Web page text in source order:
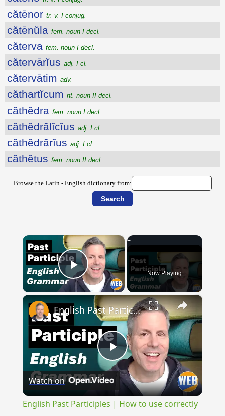
cătēnor tr. v. I conjug.
cătēnŭla fem. noun I decl.
căterva fem. noun I decl.
cătervārĭus adj. I cl.
cătervātim adv.
căthartĭcum nt. noun II decl.
căthĕdra fem. noun I decl.
căthĕdrālĭcĭus adj. I cl.
căthĕdrārĭus adj. I cl.
căthĕtus fem. noun II decl.
Browse the Latin - English dictionary from:
×
Play Video Now Playing
×
Play
Video
English Past Participles | How to use correctly
Watch on
English Past Participles | How to use correctly